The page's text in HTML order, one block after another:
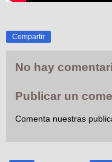
Compartir
No hay
Publicar un
Comenta nuestras